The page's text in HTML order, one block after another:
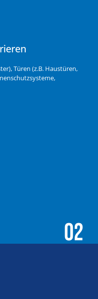
Türen (z.B. Haustüren,
02